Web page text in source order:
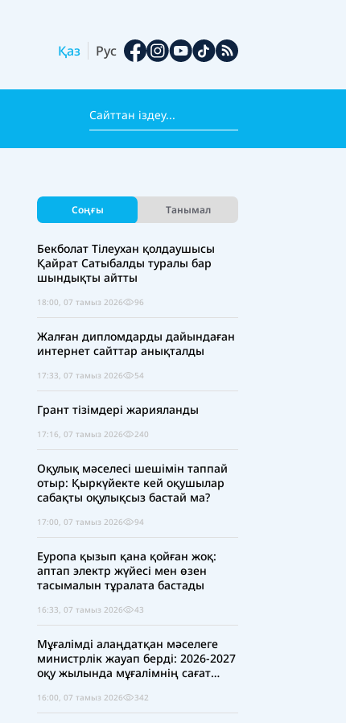
Қаз Рус
Соңғы Танымал
Бекболат Тілеухан қолдаушысы
Қайрат Сатыбалды туралы бар
шындықты айтты
18:00, 07 тамыз 2026 96
Жалған дипломдарды дайындаған
интернет сайттар анықталды
17:33, 07 тамыз 2026 54
Грант тізімдері жарияланды
17:16, 07 тамыз 2026 240
Оқулық мәселесі шешімін таппай
отыр: Қыркүйекте кей оқушылар
сабақты оқулықсыз бастай ма?
17:00, 07 тамыз 2026 94
Еуропа қызып қана қойған жоқ:
аптап электр жүйесі мен өзен
тасымалын тұралата бастады
16:33, 07 тамыз 2026 43
Мұғалімді алаңдатқан мәселеге
министрлік жауап берді: 2026-2027
оқу жылында мұғалімнің сағат
16:00, 07 тамыз 2026 342